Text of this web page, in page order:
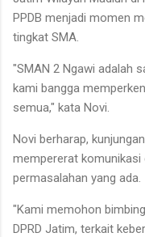
PPDB menjadi momen
tingkat SMA.
"SMAN 2 Ngawi adalah
kami bangga
semua," kata Novi.
Novi berharap,
mempererat
permasalahan yang ada.
"Kami memohon
DPRD Jatim, terkait